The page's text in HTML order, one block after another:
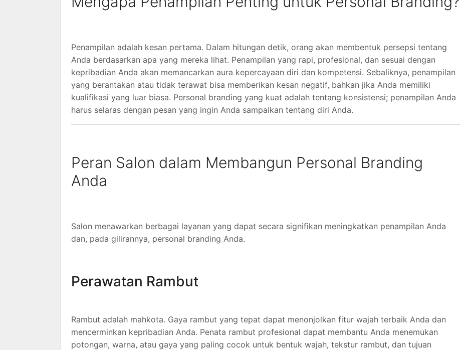
Penampilan adalah kesan pertama. Dalam hitungan detik, orang akan membentuk persepsi tentang
Anda berdasarkan apa yang mereka lihat. Penampilan yang rapi, profesional, dan sesuai dengan
kepribadian Anda akan memancarkan aura kepercayaan diri dan kompetensi. Sebaliknya, penampilan
yang berantakan atau tidak terawat bisa memberikan kesan negatif, bahkan jika Anda memiliki
kualifikasi yang luar biasa. Personal branding yang kuat adalah tentang konsistensi; penampilan Anda
harus selaras dengan pesan yang ingin Anda sampaikan tentang diri Anda.
Peran Salon dalam Membangun Personal Branding
Anda
Salon menawarkan berbagai layanan yang dapat secara signifikan meningkatkan penampilan Anda
dan, pada gilirannya, personal branding Anda.
Perawatan Rambut
Rambut adalah mahkota. Gaya rambut yang tepat dapat menonjolkan fitur wajah terbaik Anda dan
mencerminkan kepribadian Anda. Penata rambut profesional dapat membantu Anda menemukan
potongan, warna, atau gaya yang paling cocok untuk bentuk wajah, tekstur rambut, dan tujuan